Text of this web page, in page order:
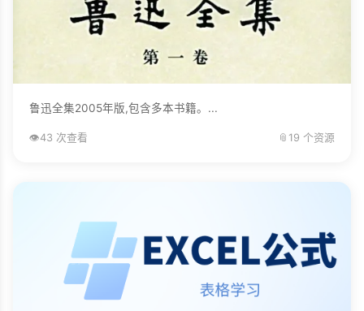
鲁迅全集2005年版,包含多本书籍。...
👁️43 次查看 📎 19 个资源